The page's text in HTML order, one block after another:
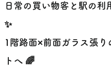
日常の買い物客と駅の
✨
1階路面×前面ガラス張
トへ 🌈